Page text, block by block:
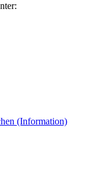
(Information)